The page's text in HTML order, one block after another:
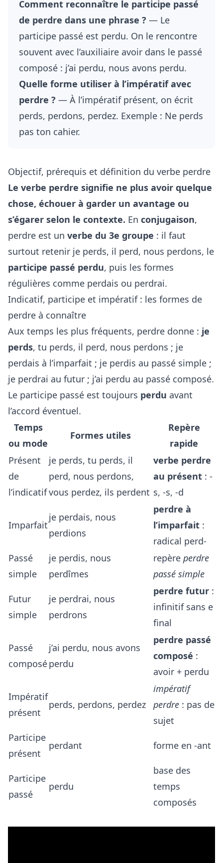
Comment reconnaître le participe passé
de perdre dans une phrase ? — Le
participe passé est perdu. On le rencontre
souvent avec l’auxiliaire avoir dans le passé
composé : j’ai perdu, nous avons perdu.
Quelle forme utiliser à l’impératif avec
perdre ? — À l’impératif présent, on écrit
perds, perdons, perdez. Exemple : Ne perds
pas ton cahier.
Objectif, prérequis et définition du verbe perdre
Le verbe perdre signifie ne plus avoir quelque
chose, échouer à garder un avantage ou
s’égarer selon le contexte. En conjugaison,
perdre est un verbe du 3e groupe : il faut
surtout retenir je perds, il perd, nous perdons, le
participe passé perdu, puis les formes
régulières comme perdais ou perdrai.
Indicatif, participe et impératif : les formes de
perdre à connaître
Aux temps les plus fréquents, perdre donne : je
perds, tu perds, il perd, nous perdons ; je
perdais à l’imparfait ; je perdis au passé simple ;
je perdrai au futur ; j’ai perdu au passé composé.
Le participe passé est toujours perdu avant
l’accord éventuel.
Temps
ou mode
Formes utiles
Repère
rapide
Présent
de
l’indicatif
je perds, tu perds, il
perd, nous perdons,
vous perdez, ils perdent
verbe perdre
au présent : -
s, -s, -d
Imparfait
je perdais, nous
perdions
perdre à
l’imparfait :
radical perd-
Passé
simple
je perdis, nous
perdîmes
repère perdre
passé simple
Futur
simple
je perdrai, nous
perdrons
perdre futur :
infinitif sans e
final
Passé
composé
j’ai perdu, nous avons
perdu
perdre passé
composé :
avoir + perdu
Impératif
présent
perds, perdons, perdez
impératif
perdre : pas de
sujet
Participe
présent
perdant forme en -ant
Participe
passé
perdu
base des
temps
composés